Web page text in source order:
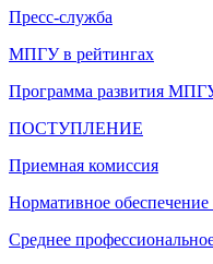
Пресс-служба
МПГУ в рейтингах
Программа развития
ПОСТУПЛЕНИЕ
Приемная комиссия
Нормативное обеспечение
Среднее